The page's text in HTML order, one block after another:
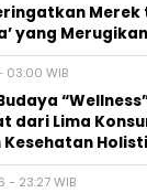
Merek
yang Merugikan
03:00 WIB
dari Lima
- 23:27 WIB